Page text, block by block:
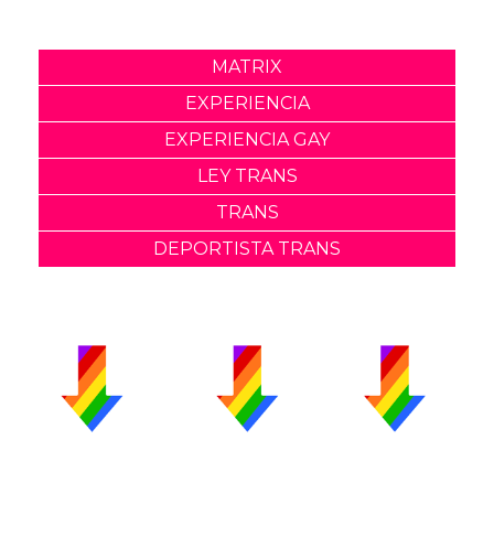
MATRIX
EXPERIENCIA
EXPERIENCIA GAY
LEY TRANS
TRANS
DEPORTISTA TRANS